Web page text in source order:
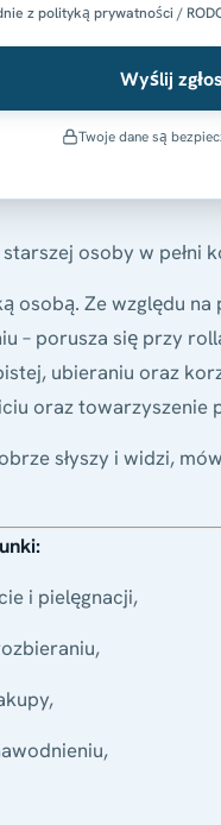
z polityką prywatności /
Wyślij
Twoje dane są
osoby w pełni
osobą. Ze względu
– porusza się przy
ubieraniu oraz
oraz towarzyszenie
słyszy i widzi,
i pielęgnacji,